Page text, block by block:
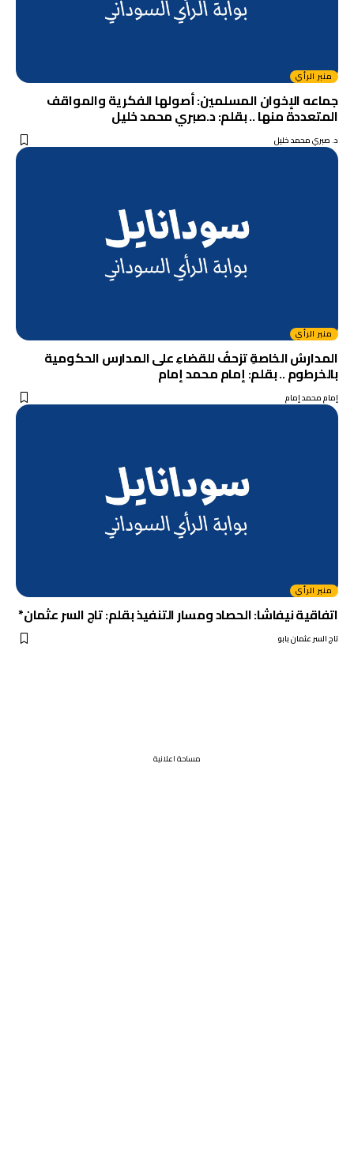
منبر الرأي
جماعه الإخوان المسلمين: أصولها الفكرية والمواقف
المتعددة منها .. بقلم: د.صبري محمد خليل
د. صبري محمد خليل
منبر الرأي
المدارسُ الخاصةِ تزحفُ للقضاءِ على المدارس الحكومية
بالخرطوم .. بقلم: إمام محمد إمام
إمام محمد إمام
منبر الرأي
اتفاقية نيفاشا: الحصاد ومسار التنفيذ بقلم: تاج السر عثمان*
تاج السر عثمان بابو
مساحة اعلانية